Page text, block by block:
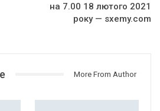
на 7.00 18 лютого 2021
року — sxemy.com
More From Author